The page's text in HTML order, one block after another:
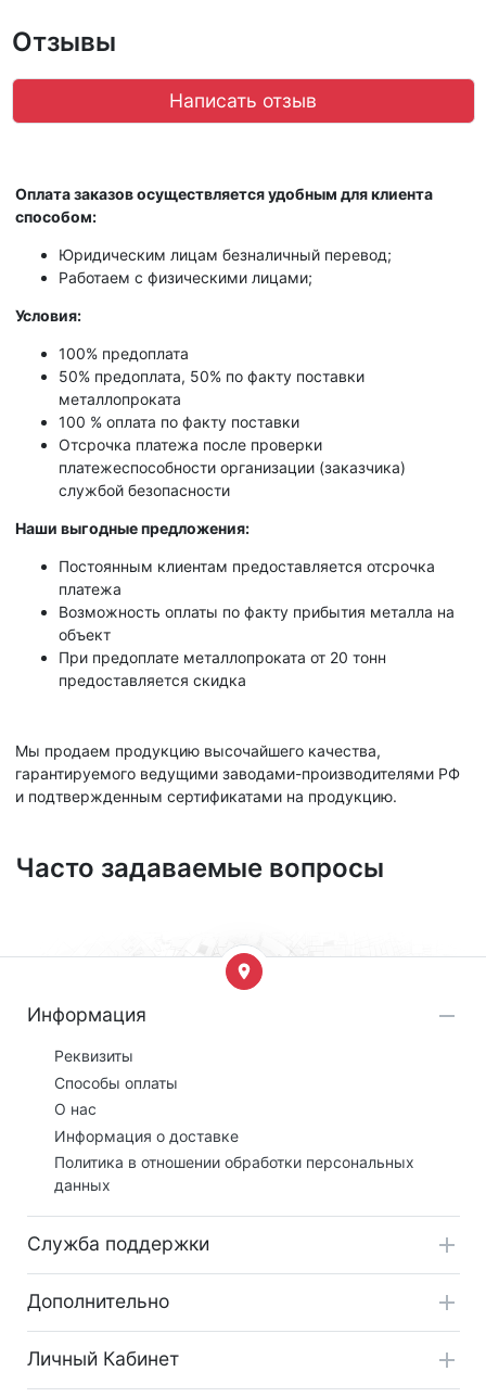
Отзывы
Написать отзыв
Оплата заказов осуществляется удобным для клиента
способом:
Юридическим лицам безналичный перевод;
Работаем с физическими лицами;
Условия:
100% предоплата
50% предоплата, 50% по факту поставки
металлопроката
100 % оплата по факту поставки
Отсрочка платежа после проверки
платежеспособности организации (заказчика)
службой безопасности
Наши выгодные предложения:
Постоянным клиентам предоставляется отсрочка
платежа
Возможность оплаты по факту прибытия металла на
объект
При предоплате металлопроката от 20 тонн
предоставляется скидка
Мы продаем продукцию высочайшего качества,
гарантируемого ведущими заводами-производителями РФ
и подтвержденным сертификатами на продукцию.
Часто задаваемые вопросы
Информация
Реквизиты
Способы оплаты
О нас
Информация о доставке
Политика в отношении обработки персональных
данных
Служба поддержки
Дополнительно
Личный Кабинет